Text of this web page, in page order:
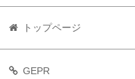
トップページ
GEPR